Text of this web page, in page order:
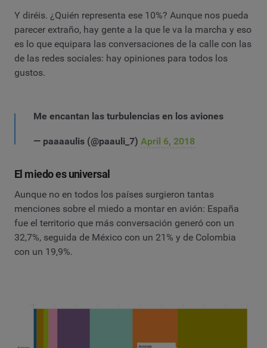
Y diréis. ¿Quién representa ese 10%? Aunque nos pueda
parecer extraño, hay gente a la que le va la marcha y eso
es lo que equipara las conversaciones de la calle con las
de las redes sociales: hay opiniones para todos los
gustos.
Me encantan las turbulencias en los aviones
— paaaaulis (@paauli_7) April 6, 2018
El miedo es universal
Aunque no en todos los países surgieron tantas
menciones sobre el miedo a montar en avión: España
fue el territorio que más conversación generó con un
32,7%, seguida de México con un 21% y de Colombia
con un 19,9%.